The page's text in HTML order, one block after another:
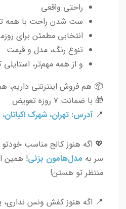
راحتی واقعی
ست شدن راحت با همه
انتخابی مطمئن برای
تنوع رنگ، مدل و قیمت
و از همه مهم‌تر،
📦 هم فروش اینترنتی
🎁 با ضمانت ۷ روزه تعویض
📍 آدرس: تهران، شهرک
💖 اگه هنوز کالج مناسب
سر به مدل‌هامون بزنی! همین
منتظر تو هستن!
📍 اگه هنوز کفش ونس